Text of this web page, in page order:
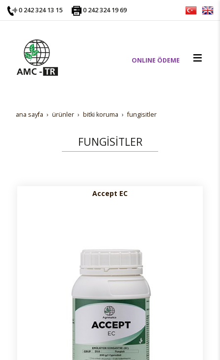
0 242 324 13 15 0 242 324 19 69
ONLINE ÖDEME
ana sayfa ürünler bi̇tki̇ koruma fungi̇si̇tler
FUNGİSİTLER
Accept EC